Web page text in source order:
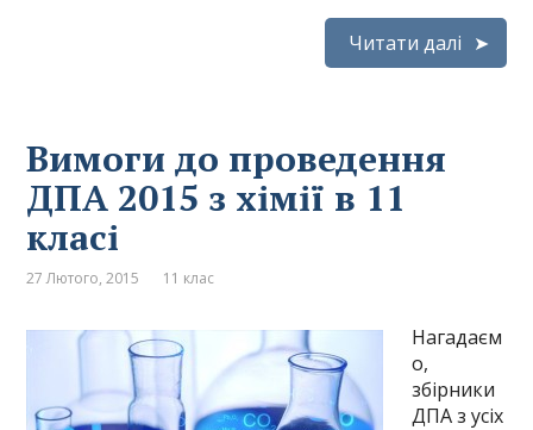
Читати далі
Вимоги до проведення
ДПА 2015 з хімії в 11
класі
27 Лютого, 2015 11 клас
Нагадаєм
о,
збірники
ДПА з усіх